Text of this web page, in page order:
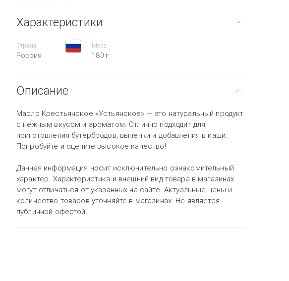
Характеристики
Страна
Россия
Мера
180 г
Описание
Масло Крестьянское «Устьянское» — это натуральный продукт
с нежным вкусом и ароматом. Отлично подходит для
приготовления бутербродов, выпечки и добавления в каши.
Попробуйте и оцените высокое качество!
Данная информация носит исключительно ознакомительный
характер. Характеристика и внешний вид товара в магазинах
могут отличаться от указанных на сайте. Актуальные цены и
количество товаров уточняйте в магазинах. Не является
публичной офертой.